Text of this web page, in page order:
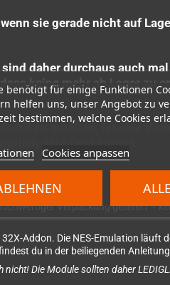
benötigt für einige Funktionen
helfen uns, unser Angebot zu
bestimmen, welche Cookies
Cookies anpassen
sie gerade nicht auf
daher durchaus auch
keine mehr ab Lager zu
zu erhalten, ist eine
dein Geld zurück.
Verpackung geliefert –
Addon. Die NES-Emulation
du in der beiliegenden
Die Module sollten daher